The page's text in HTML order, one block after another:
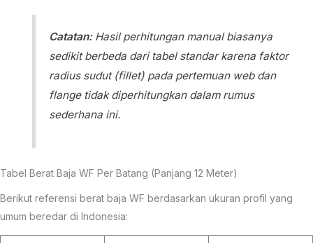
Catatan:Hasil perhitungan manual biasanya
sedikit berbeda dari tabel standar karena faktor
radius sudut (fillet) pada pertemuan web dan
flange tidak diperhitungkan dalam rumus
sederhana ini.
Tabel Berat Baja WF Per Batang (Panjang 12 Meter)
Berikut referensi berat baja WF berdasarkan ukuran profil yang
umum beredar di Indonesia: